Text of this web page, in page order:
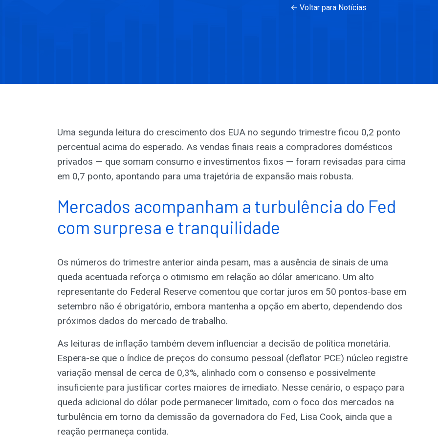
← Voltar para Notícias
Uma segunda leitura do crescimento dos EUA no segundo trimestre ficou 0,2 ponto
percentual acima do esperado. As vendas finais reais a compradores domésticos
privados — que somam consumo e investimentos fixos — foram revisadas para cima
em 0,7 ponto, apontando para uma trajetória de expansão mais robusta.
Mercados acompanham a turbulência do Fed
com surpresa e tranquilidade
Os números do trimestre anterior ainda pesam, mas a ausência de sinais de uma
queda acentuada reforça o otimismo em relação ao dólar americano. Um alto
representante do Federal Reserve comentou que cortar juros em 50 pontos-base em
setembro não é obrigatório, embora mantenha a opção em aberto, dependendo dos
próximos dados do mercado de trabalho.
As leituras de inflação também devem influenciar a decisão de política monetária.
Espera-se que o índice de preços do consumo pessoal (deflator PCE) núcleo registre
variação mensal de cerca de 0,3%, alinhado com o consenso e possivelmente
insuficiente para justificar cortes maiores de imediato. Nesse cenário, o espaço para
queda adicional do dólar pode permanecer limitado, com o foco dos mercados na
turbulência em torno da demissão da governadora do Fed, Lisa Cook, ainda que a
reação permaneça contida.